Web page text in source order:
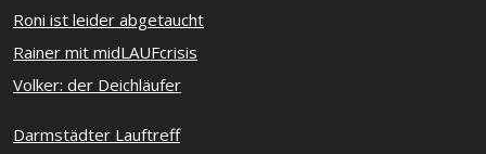
Roni ist leider abgetaucht
Rainer mit midLAUFcrisis
Volker: der Deichläufer
Darmstädter Lauftreff